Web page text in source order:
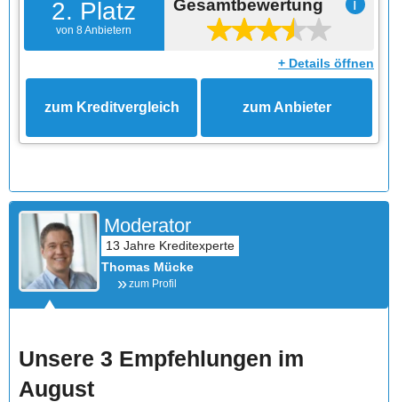
2. Platz
von 8 Anbietern
Gesamtbewertung ℹ
+ Details öffnen
zum Kreditvergleich zum Anbieter
Moderator
Thomas Mücke
zum Profil
Unsere 3 Empfehlungen im
August